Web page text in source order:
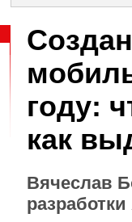
году:
как
Вячеслав